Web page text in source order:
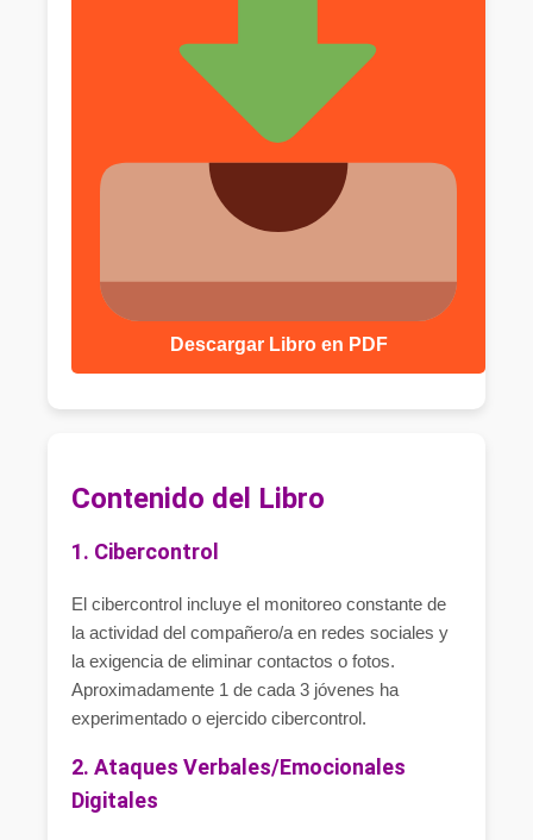
Descargar Libro en PDF
Contenido del Libro
1. Cibercontrol
El cibercontrol incluye el monitoreo constante de
la actividad del compañero/a en redes sociales y
la exigencia de eliminar contactos o fotos.
Aproximadamente 1 de cada 3 jóvenes ha
experimentado o ejercido cibercontrol.
2. Ataques Verbales/Emocionales
Digitales